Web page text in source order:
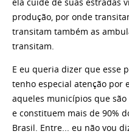
ela cuide de suas estradas
produção, por onde
transitam também as
transitam.
E eu queria dizer que esse
tenho especial atenção por
aqueles municípios que
e constituem mais de 90%
Brasil. Entre... eu não vou